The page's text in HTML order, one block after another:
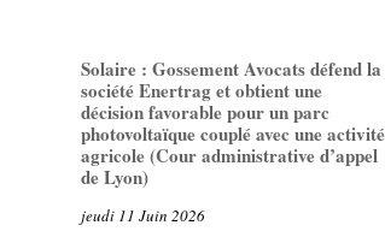
Solaire : Gossement Avocats défend la
société Enertrag et obtient une
décision favorable pour un parc
photovoltaïque couplé avec une activité
agricole (Cour administrative d’appel
de Lyon)
jeudi 11 Juin 2026